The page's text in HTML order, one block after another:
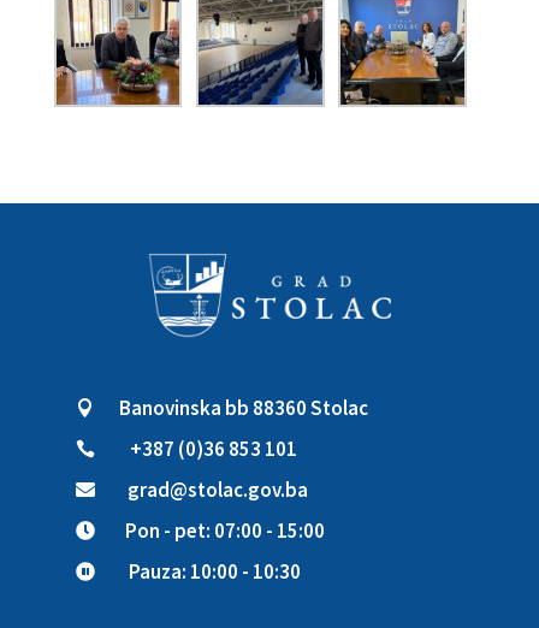
 Banovinska bb 88360 Stolac
 +387 (0)36 853 101
 grad@stolac.gov.ba
 Pon - pet: 07:00 - 15:00
 Pauza: 10:00 - 10:30